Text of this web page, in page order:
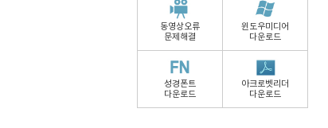
동영상오류
문제해결
윈도우미디어
다운로드
성경폰트
다운로드
아크로벳리더
다운로드